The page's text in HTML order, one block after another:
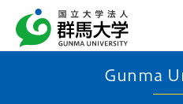
Gunma